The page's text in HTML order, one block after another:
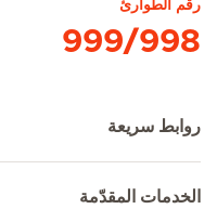
رقم الطوارئ
999/998
روابط سريعة
الخدمات المقدّمة